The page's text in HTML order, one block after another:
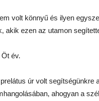
volt könnyű és ilyen
akik ezen az utamon
év.
úr volt segítségünkre
ahogyan a